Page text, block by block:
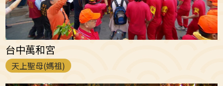
台中萬和宮
天上聖母(媽祖)